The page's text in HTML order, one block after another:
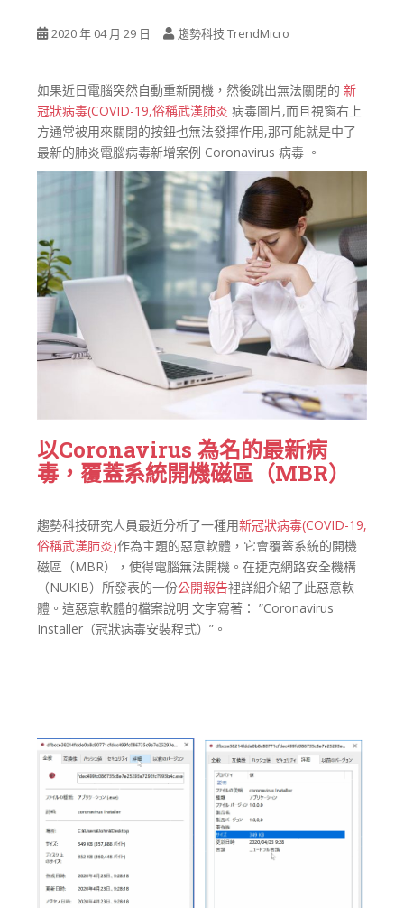
2020 年 04 月 29 日 趨勢科技 TrendMicro
如果近日電腦突然自動重新開機，然後跳出無法關閉的 新
冠狀病毒(COVID-19,俗稱武漢肺炎 病毒圖片,而且視窗右上
方通常被用來關閉的按鈕也無法發揮作用,那可能就是中了
最新的肺炎電腦病毒新增案例 Coronavirus 病毒 。
以Coronavirus 為名的最新病
毒，覆蓋系統開機磁區（MBR）
趨勢科技研究人員最近分析了一種用新冠狀病毒(COVID-19,
俗稱武漢肺炎)作為主題的惡意軟體，它會覆蓋系統的開機
磁區（MBR），使得電腦無法開機。在捷克網路安全機構
（NUKIB）所發表的一份公開報告裡詳細介紹了此惡意軟
體。這惡意軟體的檔案說明 文字寫著： ”Coronavirus
Installer（冠狀病毒安裝程式）”。